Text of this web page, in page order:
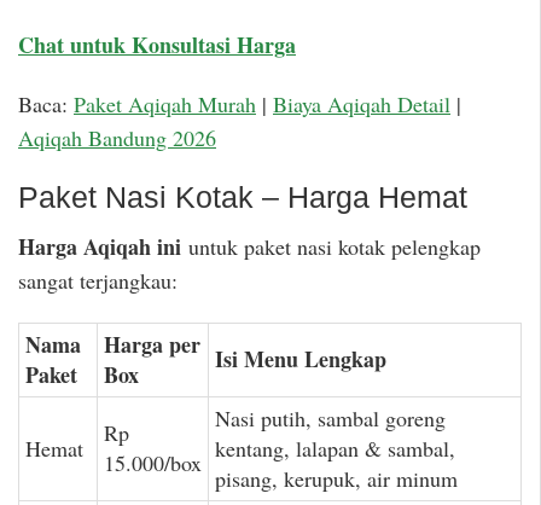
Chat untuk Konsultasi Harga
Baca: Paket Aqiqah Murah | Biaya Aqiqah Detail |
Aqiqah Bandung 2026
Paket Nasi Kotak – Harga Hemat
Harga Aqiqah ini untuk paket nasi kotak pelengkap
sangat terjangkau:
Nama
Paket
Harga per
Box
Isi Menu Lengkap
Hemat
Rp
15.000/box
Nasi putih, sambal goreng
kentang, lalapan & sambal,
pisang, kerupuk, air minum